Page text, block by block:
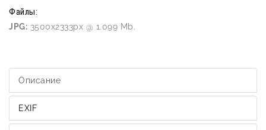
Файлы:
JPG: 3500x2333px @ 1.099 Mb.
Описание
EXIF